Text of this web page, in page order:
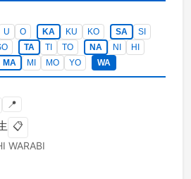
U O KA KU KO SA
SI
TA TI TO NA NI
HI
MA MI MO YO WA
📍
📋
WARABI